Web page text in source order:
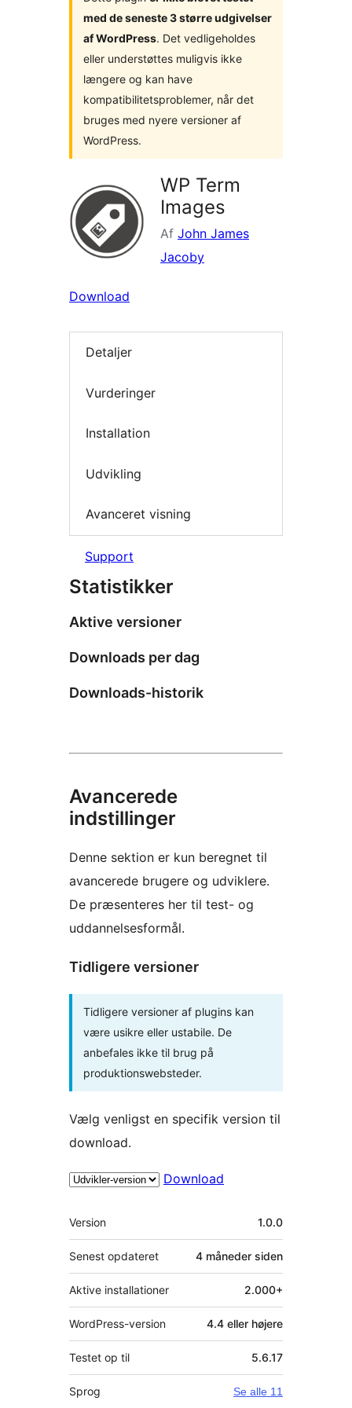
med de seneste 3 større udgivelser
af WordPress. Det vedligeholdes
eller understøttes muligvis ikke
længere og kan have
kompatibilitetsproblemer, når det
bruges med nyere versioner af
WordPress.
WP Term
Images
Af John James
Jacoby
Download
Detaljer
Vurderinger
Installation
Udvikling
Avanceret visning
Support
Statistikker
Aktive versioner
Downloads per dag
Downloads-historik
Avancerede
indstillinger
Denne sektion er kun beregnet til
avancerede brugere og udviklere.
De præsenteres her til test- og
uddannelsesformål.
Tidligere versioner
Tidligere versioner af plugins kan
være usikre eller ustabile. De
anbefales ikke til brug på
produktionswebsteder.
Vælg venligst en specifik version til
download.
Download
Meta
Version 1.0.0
Senest opdateret 4 måneder siden
Aktive installationer 2.000+
WordPress-version 4.4 eller højere
Testet op til 5.6.17
Sprog Se alle 11